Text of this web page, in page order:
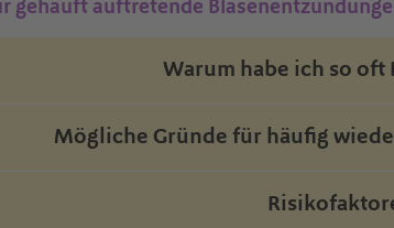
gehäuft auftretende
Warum habe ich so oft
Mögliche Gründe für häufig